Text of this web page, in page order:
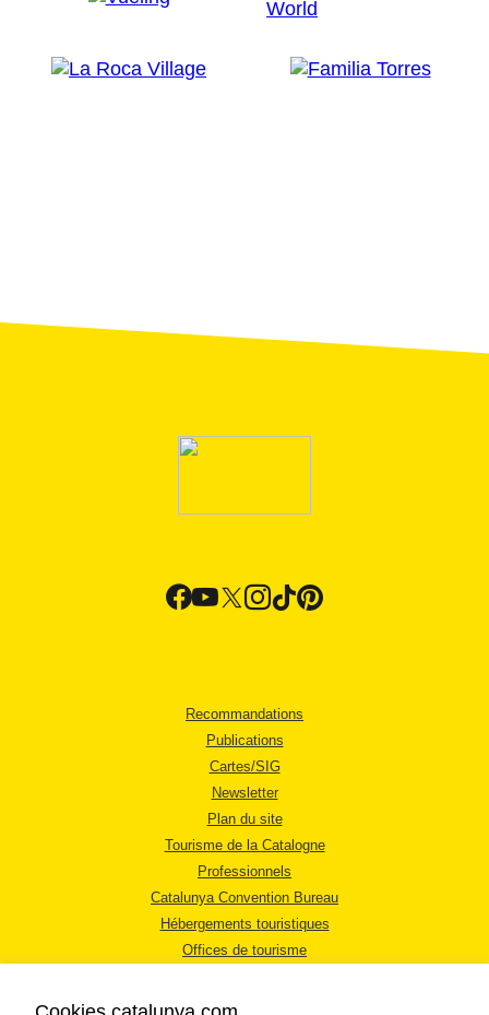
Recommandations
Publications
Cartes/SIG
Newsletter
Plan du site
Tourisme de la Catalogne
Professionnels
Catalunya Convention Bureau
Hébergements touristiques
Offices de tourisme